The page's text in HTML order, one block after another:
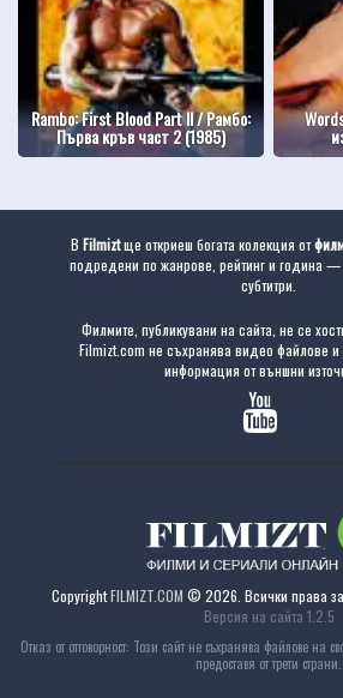
Rambo: First Blood Part II / Рамбо:
Първа кръв част 2 (1985)
В Filmiztще откриеш богата колекция от
подредени по жанрове, рейтинг и година —
субтитри.
Филмите, публикувани на сайта, не се
Filmizt.com не съхранява видео файлове и
информация от външни
CopyrightFILMIZT.COM © 2026. Всички права
Версия на сайта 1.2.5
Отказ от отговорност: Този сайт не съхранява файлове на
предоставя от трети страни.